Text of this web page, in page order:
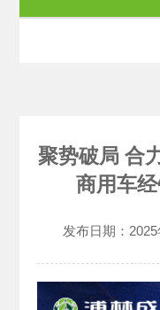
聚势破局 合
商用车
发布日期：